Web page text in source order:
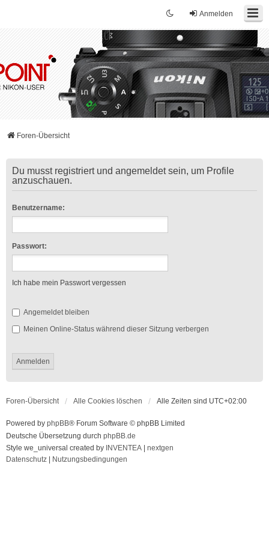
Anmelden
Foren-Übersicht
Du musst registriert und angemeldet sein, um Profile
anzuschauen.
Benutzername:
Passwort:
Ich habe mein Passwort vergessen
Angemeldet bleiben
Meinen Online-Status während dieser Sitzung verbergen
Foren-Übersicht Alle Cookies löschen Alle Zeiten sind UTC+02:00
Powered by phpBB® Forum Software © phpBB Limited
Deutsche Übersetzung durch phpBB.de
Style we_universal created by INVENTEA
nextgen
Datenschutz
Nutzungsbedingungen